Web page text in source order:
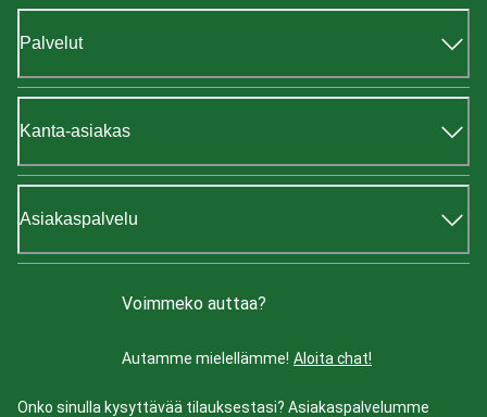
Palvelut
Kanta-asiakas
Asiakaspalvelu
Voimmeko auttaa?
Autamme mielellämme! Aloita chat!
Onko sinulla kysyttävää tilauksestasi? Asiakaspalvelumme